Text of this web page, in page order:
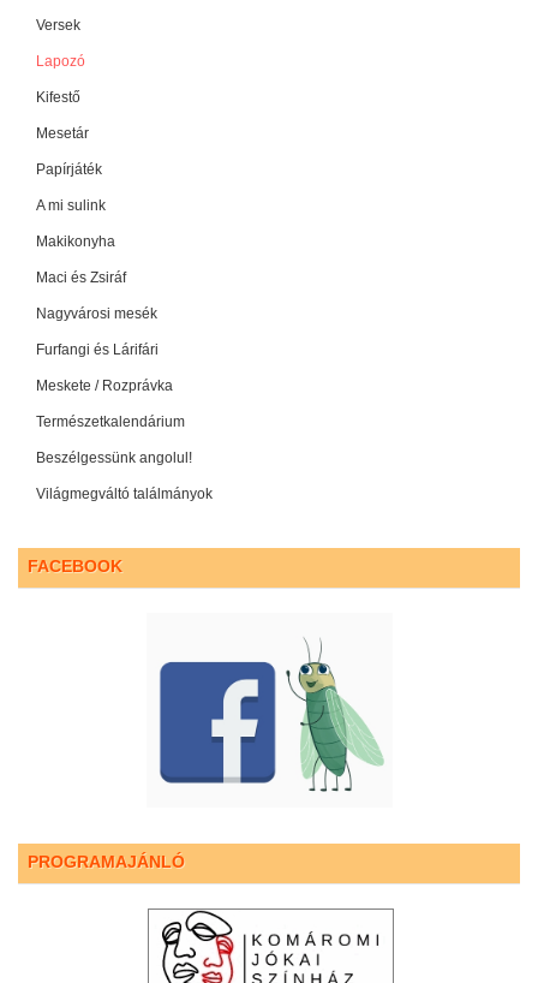
Versek
Lapozó
Kifestő
Mesetár
Papírjáték
A mi sulink
Makikonyha
Maci és Zsiráf
Nagyvárosi mesék
Furfangi és Lárifári
Meskete / Rozprávka
Természetkalendárium
Beszélgessünk angolul!
Világmegváltó találmányok
FACEBOOK
PROGRAMAJÁNLÓ